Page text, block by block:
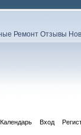
Ремонт Отзывы
Календарь Вход